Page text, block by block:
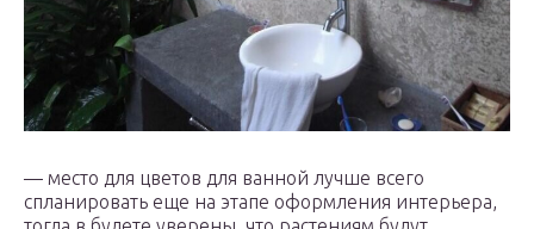
— место для цветов для ванной лучше всего
спланировать еще на этапе оформления интерьера,